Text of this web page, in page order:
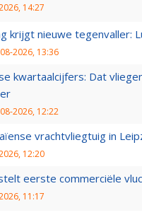
14:27
krijgt nieuwe tegenvaller:
2026, 13:36
kwartaalcijfers: Dat
2026, 12:22
vrachtvliegtuig in
12:20
eerste commerciële
11:17